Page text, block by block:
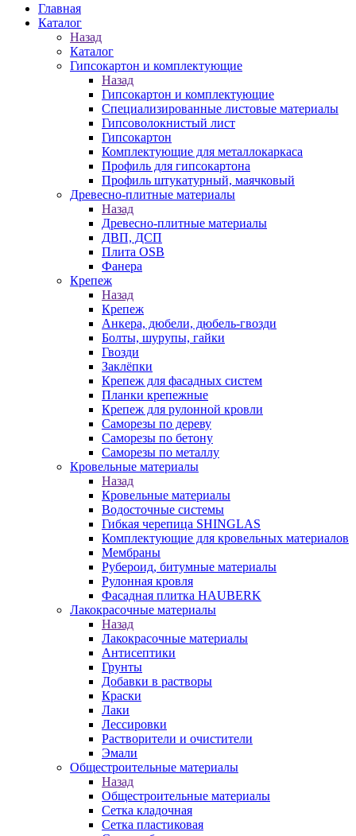
Главная
Каталог
Назад
Каталог
Гипсокартон и комплектующие
Назад
Гипсокартон и комплектующие
Специализированные листовые материалы
Гипсоволокнистый лист
Гипсокартон
Комплектующие для металлокаркаса
Профиль для гипсокартона
Профиль штукатурный, маячковый
Древесно-плитные материалы
Назад
Древесно-плитные материалы
ДВП, ДСП
Плита OSB
Фанера
Крепеж
Назад
Крепеж
Анкера, дюбели, дюбель-гвозди
Болты, шурупы, гайки
Гвозди
Заклёпки
Крепеж для фасадных систем
Планки крепежные
Крепеж для рулонной кровли
Саморезы по дереву
Саморезы по бетону
Саморезы по металлу
Кровельные материалы
Назад
Кровельные материалы
Водосточные системы
Гибкая черепица SHINGLAS
Комплектующие для кровельных материалов
Мембраны
Рубероид, битумные материалы
Рулонная кровля
Фасадная плитка HAUBERK
Лакокрасочные материалы
Назад
Лакокрасочные материалы
Антисептики
Грунты
Добавки в растворы
Краски
Лаки
Лессировки
Растворители и очистители
Эмали
Общестроительные материалы
Назад
Общестроительные материалы
Сетка кладочная
Сетка пластиковая